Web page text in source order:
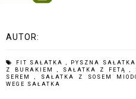
AUTOR:
FIT SAŁATKA, PYSZNA
Z BURAKIEM , SAŁATKA Z FETĄ ,
SEREM, SAŁATKA Z SOSEM
WEGE SAŁATKA